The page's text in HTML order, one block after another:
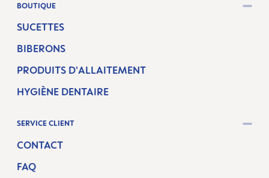
BOUTIQUE
SUCETTES
BIBERONS
PRODUITS D'ALLAITEMENT
HYGIÈNE DENTAIRE
SERVICE CLIENT
CONTACT
FAQ